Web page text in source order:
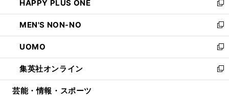
く
で
開
く
ド
ウ
で
開
く
ィ
ン
ド
ウ
で
開
く
い
ウ
ィ
ン
ド
ウ
で
開
HAPPY PLUS ONE
新
し
い
ウ
ィ
ン
ド
ウ
MEN'S NON-NO
新
し
い
ウ
ィ
ン
UOMO
新
し
い
ウ
集英社オンライン
新
し
芸能・情報・スポーツ